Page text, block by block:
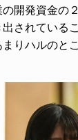
開発資金の
されている
りハルのと